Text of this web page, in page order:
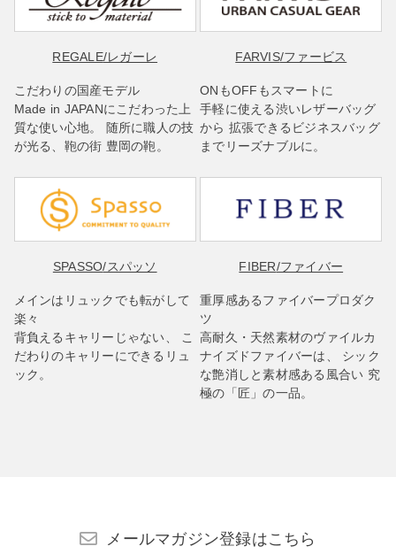
REGALE/レガーレ
こだわりの国産モデル
Made in JAPANにこだわった上
質な使い心地。 随所に職人の技
が光る、鞄の街 豊岡の鞄。
FARVIS/ファービス
ONもOFFもスマートに
手軽に使える渋いレザーバッグ
から 拡張できるビジネスバッグ
までリーズナブルに。
SPASSO/スパッソ
メインはリュックでも転がして
楽々
背負えるキャリーじゃない、 こ
だわりのキャリーにできるリュ
ック。
FIBER/ファイバー
重厚感あるファイバープロダク
ツ
高耐久・天然素材のヴァイルカ
ナイズドファイバーは、 シック
な艶消しと素材感ある風合い 究
極の「匠」の一品。
メールマガジン登録はこちら